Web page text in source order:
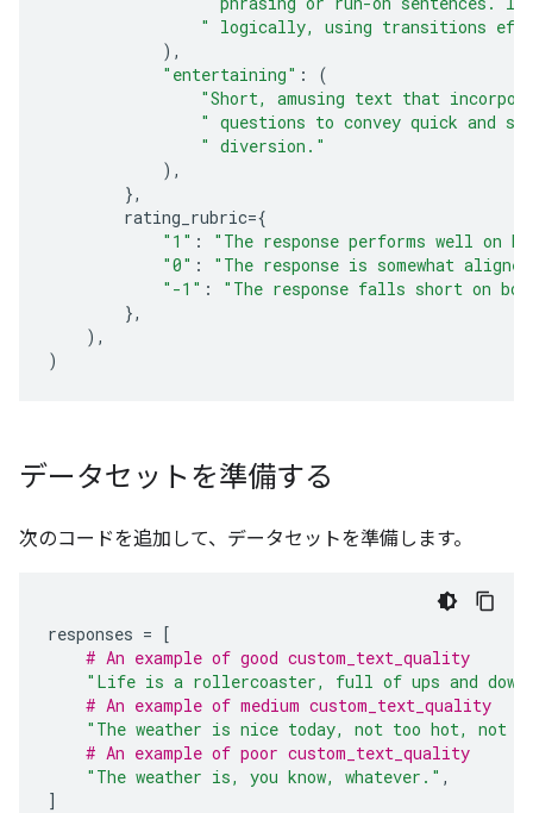
" logically, using transitions
),
"entertaining" :
(
"Short, amusing text that
" questions to convey quick and
" diversion."
),
},
rating_rubric={
"1" :
"The response performs well on
"0" :
"The response is somewhat
"-1" :
"The response falls short on
},
),
)
データセットを準備する
次のコードを追加して、データセットを準備します。
responses = [
# An example of good custom_text_quality
"Life is a rollercoaster, full of ups and
# An example of medium custom_text_quality
"The weather is nice today, not too hot, not
# An example of poor custom_text_quality
"The weather is, you know, whatever." ,
]